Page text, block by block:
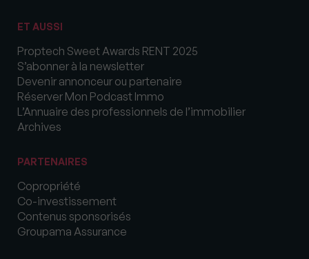
ET AUSSI
Proptech Sweet Awards RENT 2025
S’abonner à la newsletter
Devenir annonceur ou partenaire
Réserver Mon Podcast Immo
L’Annuaire des professionnels de l’immobilier
Archives
PARTENAIRES
Copropriété
Co-investissement
Contenus sponsorisés
Groupama Assurance